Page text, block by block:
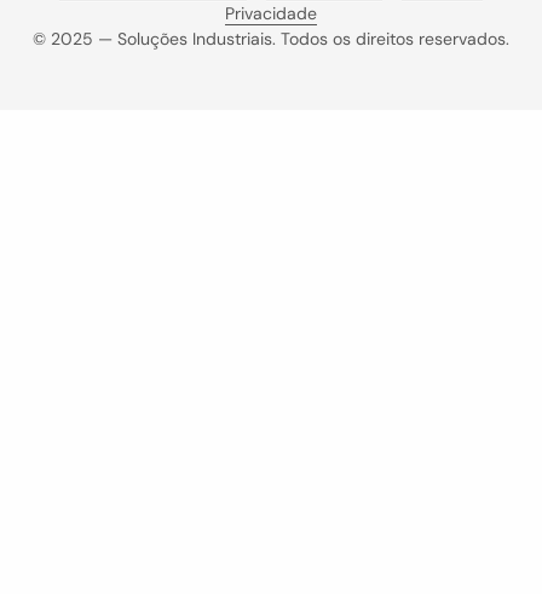
Privacidade
© 2025 — Soluções Industriais. Todos os direitos reservados.